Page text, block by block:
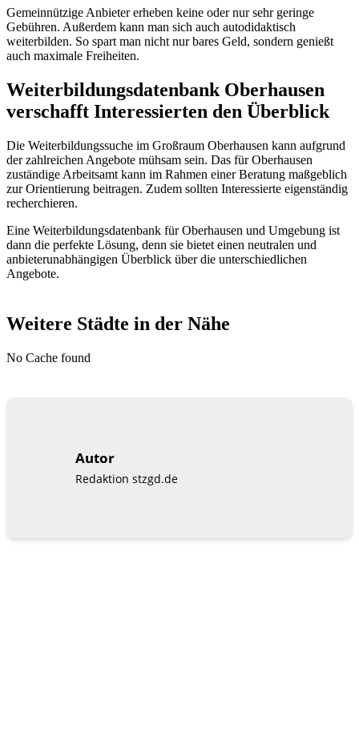
Gemeinnützige Anbieter erheben keine oder nur sehr geringe
Gebühren. Außerdem kann man sich auch autodidaktisch
weiterbilden. So spart man nicht nur bares Geld, sondern genießt
auch maximale Freiheiten.
Weiterbildungsdatenbank Oberhausen
verschafft Interessierten den Überblick
Die Weiterbildungssuche im Großraum Oberhausen kann aufgrund
der zahlreichen Angebote mühsam sein. Das für Oberhausen
zuständige Arbeitsamt kann im Rahmen einer Beratung maßgeblich
zur Orientierung beitragen. Zudem sollten Interessierte eigenständig
recherchieren.
Eine Weiterbildungsdatenbank für Oberhausen und Umgebung ist
dann die perfekte Lösung, denn sie bietet einen neutralen und
anbieterunabhängigen Überblick über die unterschiedlichen
Angebote.
Weitere Städte in der Nähe
No Cache found
Autor
Redaktion stzgd.de